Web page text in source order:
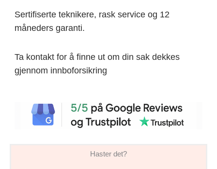
Sertifiserte teknikere, rask service og 12
måneders garanti.
Ta kontakt for å finne ut om din sak dekkes
gjennom innboforsikring
Haster det?